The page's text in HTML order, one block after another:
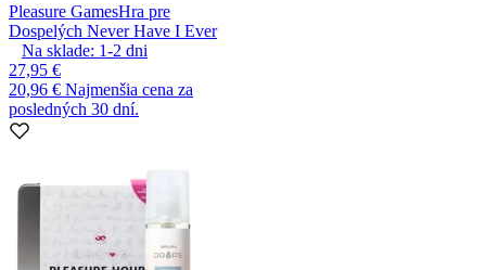
Pleasure GamesHra pre
Dospelých Never Have I Ever
Na sklade: 1-2 dni
27,95 €
20,96 € Najmenšia cena za
posledných 30 dní.